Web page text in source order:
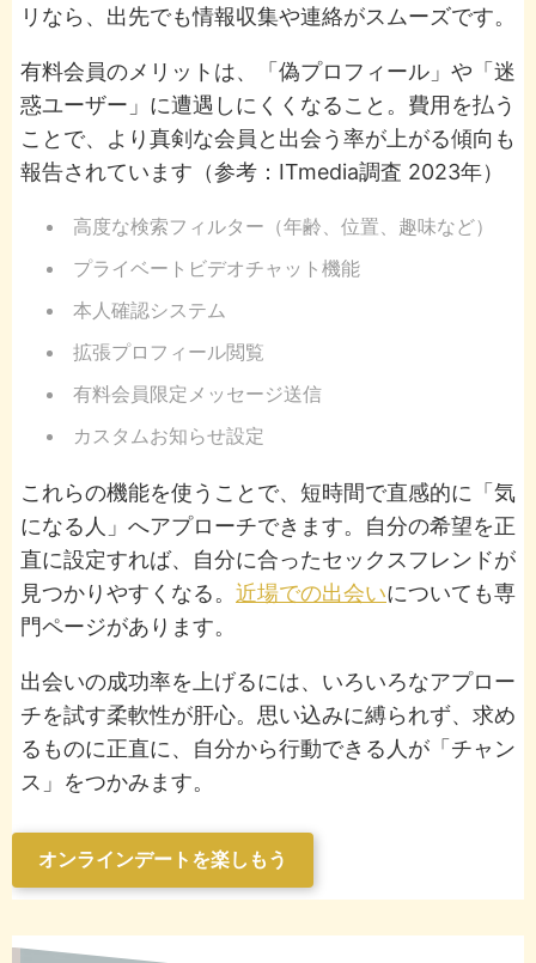
リなら、出先でも情報収集や連絡がスムーズです。
有料会員のメリットは、「偽プロフィール」や「迷
惑ユーザー」に遭遇しにくくなること。費用を払う
ことで、より真剣な会員と出会う率が上がる傾向も
報告されています（参考：ITmedia調査 2023年）
高度な検索フィルター（年齢、位置、趣味など）
プライベートビデオチャット機能
本人確認システム
拡張プロフィール閲覧
有料会員限定メッセージ送信
カスタムお知らせ設定
これらの機能を使うことで、短時間で直感的に「気
になる人」へアプローチできます。自分の希望を正
直に設定すれば、自分に合ったセックスフレンドが
見つかりやすくなる。 近場での出会いについても専
門ページがあります。
出会いの成功率を上げるには、いろいろなアプロー
チを試す柔軟性が肝心。思い込みに縛られず、求め
るものに正直に、自分から行動できる人が「チャン
ス」をつかみます。
オンラインデートを楽しもう